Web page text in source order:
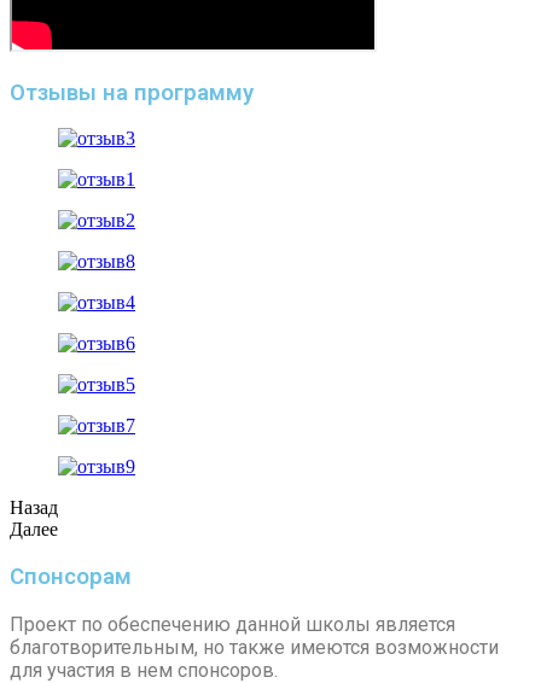
Отзывы на программу
Назад
Далее
Спонсорам
Проект по обеспечению данной школы является
благотворительным, но также имеются возможности
для участия в нем спонсоров.